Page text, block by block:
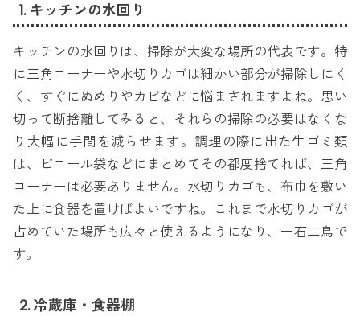
1. キッチンの水回り
キッチンの水回りは、掃除が大変な場所の代表です。特
に三角コーナーや水切りカゴは細かい部分が掃除しにく
く、すぐにぬめりやカビなどに悩まされますよね。思い
切って断捨離してみると、それらの掃除の必要はなくな
り大幅に手間を減らせます。調理の際に出た生ゴミ類
は、ビニール袋などにまとめてその都度捨てれば、三角
コーナーは必要ありません。水切りカゴも、布巾を敷い
た上に食器を置けばよいですね。これまで水切りカゴが
占めていた場所も広々と使えるようになり、一石二鳥で
す。
2. 冷蔵庫・食器棚